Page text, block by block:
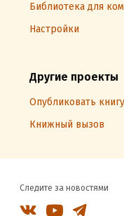
Библиотека для
Настройки
Другие проекты
Опубликовать
Книжный вызов
Следите за новостями